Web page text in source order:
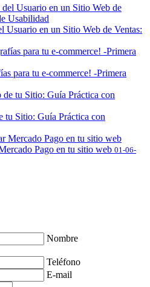
Usuario en un Sitio Web de Ventas:
para tu e-commerce! -Primera
tu Sitio: Guía Práctica con
Pago en tu sitio web 01-06-
Nombre
Teléfono
E-mail